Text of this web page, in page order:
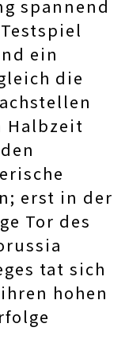
spannend
ein
die
Halbzeit
erst in der
Tor des
tat sich
hohen